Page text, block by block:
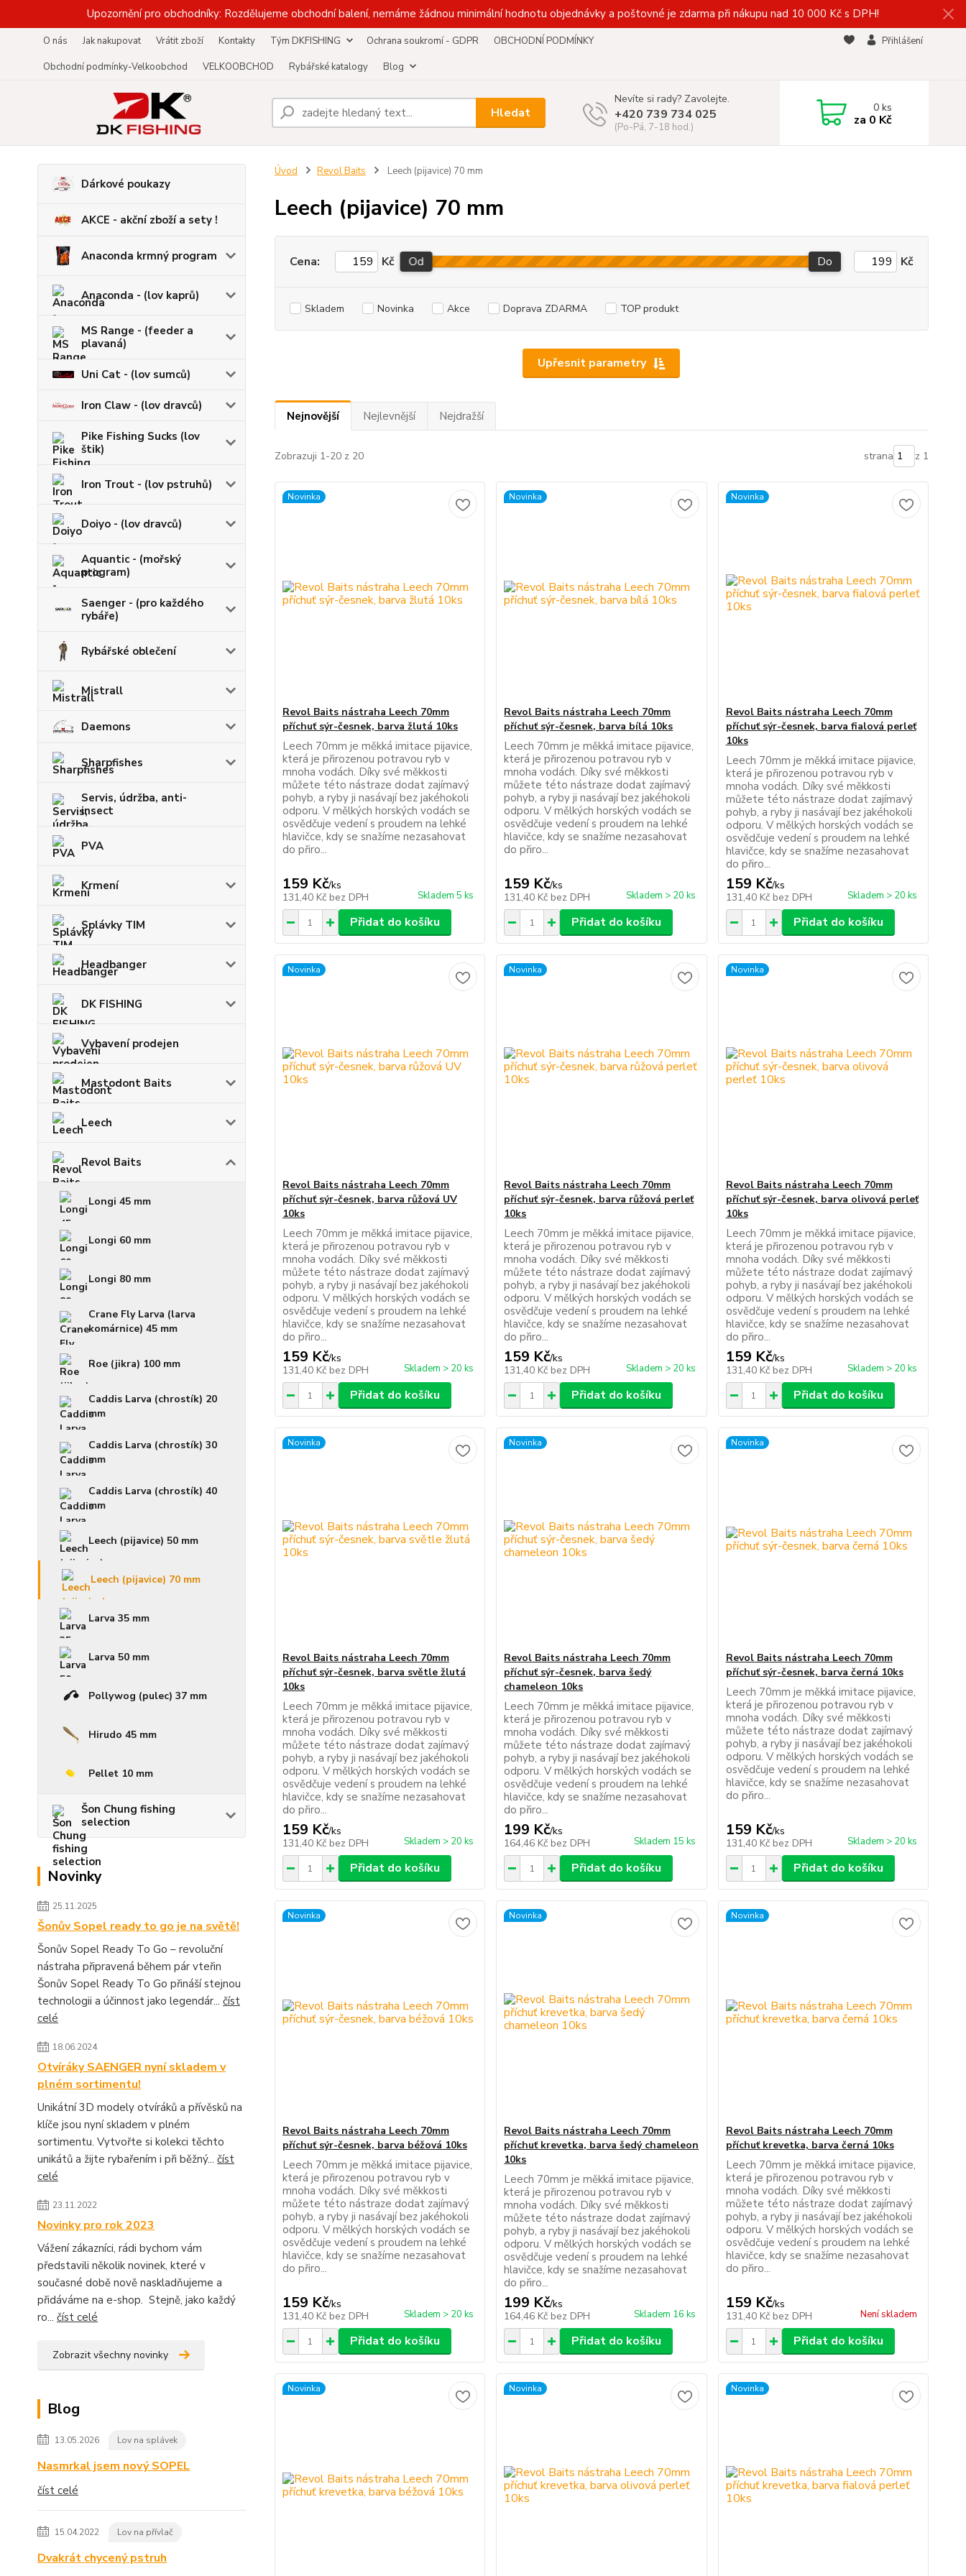
Upozornění pro obchodníky: Rozdělujeme obchodní balení, nemáme žádnou minimální hodnotu objednávky a poštovné je zdarma při nákupu nad 10 000 Kč s DPH!
O nás Jak nakupovat Vrátit zboží Kontakty Tým DKFISHING Ochrana soukromí - GDPR
OBCHODNÍ PODMÍNKY
Obchodní podmínky-Velkoobchod
VELKOOBCHOD Rybářské katalogy Blog
Přihlášení
Hledat
Nevíte si rady? Zavolejte.
+420 739 734 025
(Po-Pá, 7-18 hod.)
0ks
za 0 Kč
Dárkové poukazy
AKCE - akční zboží a sety !
Anaconda krmný program
Anaconda - (lov kaprů)
MS Range - (feeder a
plavaná)
Uni Cat - (lov sumců)
Iron Claw - (lov dravců)
Pike Fishing Sucks (lov
štik)
Iron Trout - (lov pstruhů)
Doiyo - (lov dravců)
Aquantic - (mořský
program)
Saenger - (pro každého
rybáře)
Rybářské oblečení
Mistrall
Daemons
Sharpfishes
Servis, údržba, anti-
insect
PVA
Krmení
Splávky TIM
Headbanger
DK FISHING
Vybavení prodejen
Mastodont Baits
Leech
Revol Baits
Longi 45 mm
Longi 60 mm
Longi 80 mm
Crane Fly Larva (larva
komárnice) 45 mm
Roe (jikra) 100 mm
Caddis Larva (chrostík) 20
mm
Caddis Larva (chrostík) 30
mm
Caddis Larva (chrostík) 40
mm
Leech (pijavice) 50 mm
Leech (pijavice) 70 mm
Larva 35 mm
Larva 50 mm
Pollywog (pulec) 37 mm
Hirudo 45 mm
Pellet 10 mm
Šon Chung fishing
selection
Novinky
25.11.2025
Šonův Sopel ready to go je na světě!
Šonův Sopel Ready To Go – revoluční
nástraha připravená během pár vteřin
Šonův Sopel Ready To Go přináší stejnou
technologii a účinnost jako legendár... číst
celé
18.06.2024
Otvíráky SAENGER nyní skladem v
plném sortimentu!
Unikátní 3D modely otvíráků a přívěsků na
klíče jsou nyní skladem v plném
sortimentu. Vytvořte si kolekci těchto
unikátů a žijte rybařením i při běžný... číst
celé
23.11.2022
Novinky pro rok 2023
Vážení zákazníci, rádi bychom vám
představili několik novinek, které v
současné době nově naskladňujeme a
přidáváme na e-shop. Stejně, jako každý
ro... číst celé
Zobrazit všechny novinky
Blog
13.05.2026 Lov na splávek
Nasmrkal jsem nový SOPEL
číst celé
15.04.2022 Lov na přívlač
Dvakrát chycený pstruh
Úvod Revol Baits Leech (pijavice) 70 mm
Leech (pijavice) 70 mm
Upřesnit parametry
Cena: Kč Od Do Kč
Skladem Novinka Akce Doprava ZDARMA TOP produkt
Nejnovější Nejlevnější Nejdražší
Zobrazuji 1-20 z 20 strana z 1
Novinka
Revol Baits nástraha Leech 70mm
příchuť sýr-česnek, barva žlutá 10ks
Leech 70mm je měkká imitace pijavice,
která je přirozenou potravou ryb v
mnoha vodách. Díky své měkkosti
můžete této nástraze dodat zajímavý
pohyb, a ryby ji nasávají bez jakéhokoli
odporu. V mělkých horských vodách se
osvědčuje vedení s proudem na lehké
hlavičce, kdy se snažíme nezasahovat
do přiro...
159 Kč/ks
131,40 Kč bez DPH Skladem 5 ks
Přidat do košíku
Novinka
Revol Baits nástraha Leech 70mm
příchuť sýr-česnek, barva bílá 10ks
Leech 70mm je měkká imitace pijavice,
která je přirozenou potravou ryb v
mnoha vodách. Díky své měkkosti
můžete této nástraze dodat zajímavý
pohyb, a ryby ji nasávají bez jakéhokoli
odporu. V mělkých horských vodách se
osvědčuje vedení s proudem na lehké
hlavičce, kdy se snažíme nezasahovat
do přiro...
159 Kč/ks
131,40 Kč bez DPH Skladem > 20 ks
Přidat do košíku
Novinka
Revol Baits nástraha Leech 70mm
příchuť sýr-česnek, barva fialová perleť
10ks
Leech 70mm je měkká imitace pijavice,
která je přirozenou potravou ryb v
mnoha vodách. Díky své měkkosti
můžete této nástraze dodat zajímavý
pohyb, a ryby ji nasávají bez jakéhokoli
odporu. V mělkých horských vodách se
osvědčuje vedení s proudem na lehké
hlavičce, kdy se snažíme nezasahovat
do přiro...
159 Kč/ks
131,40 Kč bez DPH Skladem > 20 ks
Přidat do košíku
Novinka
Revol Baits nástraha Leech 70mm
příchuť sýr-česnek, barva růžová UV
10ks
Leech 70mm je měkká imitace pijavice,
která je přirozenou potravou ryb v
mnoha vodách. Díky své měkkosti
můžete této nástraze dodat zajímavý
pohyb, a ryby ji nasávají bez jakéhokoli
odporu. V mělkých horských vodách se
osvědčuje vedení s proudem na lehké
hlavičce, kdy se snažíme nezasahovat
do přiro...
159 Kč/ks
131,40 Kč bez DPH Skladem > 20 ks
Přidat do košíku
Novinka
Revol Baits nástraha Leech 70mm
příchuť sýr-česnek, barva růžová perleť
10ks
Leech 70mm je měkká imitace pijavice,
která je přirozenou potravou ryb v
mnoha vodách. Díky své měkkosti
můžete této nástraze dodat zajímavý
pohyb, a ryby ji nasávají bez jakéhokoli
odporu. V mělkých horských vodách se
osvědčuje vedení s proudem na lehké
hlavičce, kdy se snažíme nezasahovat
do přiro...
159 Kč/ks
131,40 Kč bez DPH Skladem > 20 ks
Přidat do košíku
Novinka
Revol Baits nástraha Leech 70mm
příchuť sýr-česnek, barva olivová perleť
10ks
Leech 70mm je měkká imitace pijavice,
která je přirozenou potravou ryb v
mnoha vodách. Díky své měkkosti
můžete této nástraze dodat zajímavý
pohyb, a ryby ji nasávají bez jakéhokoli
odporu. V mělkých horských vodách se
osvědčuje vedení s proudem na lehké
hlavičce, kdy se snažíme nezasahovat
do přiro...
159 Kč/ks
131,40 Kč bez DPH Skladem > 20 ks
Přidat do košíku
Novinka
Revol Baits nástraha Leech 70mm
příchuť sýr-česnek, barva světle žlutá
10ks
Leech 70mm je měkká imitace pijavice,
která je přirozenou potravou ryb v
mnoha vodách. Díky své měkkosti
můžete této nástraze dodat zajímavý
pohyb, a ryby ji nasávají bez jakéhokoli
odporu. V mělkých horských vodách se
osvědčuje vedení s proudem na lehké
hlavičce, kdy se snažíme nezasahovat
do přiro...
159 Kč/ks
131,40 Kč bez DPH Skladem > 20 ks
Přidat do košíku
Novinka
Revol Baits nástraha Leech 70mm
příchuť sýr-česnek, barva šedý
chameleon 10ks
Leech 70mm je měkká imitace pijavice,
která je přirozenou potravou ryb v
mnoha vodách. Díky své měkkosti
můžete této nástraze dodat zajímavý
pohyb, a ryby ji nasávají bez jakéhokoli
odporu. V mělkých horských vodách se
osvědčuje vedení s proudem na lehké
hlavičce, kdy se snažíme nezasahovat
do přiro...
199 Kč/ks
164,46 Kč bez DPH Skladem 15 ks
Přidat do košíku
Novinka
Revol Baits nástraha Leech 70mm
příchuť sýr-česnek, barva černá 10ks
Leech 70mm je měkká imitace pijavice,
která je přirozenou potravou ryb v
mnoha vodách. Díky své měkkosti
můžete této nástraze dodat zajímavý
pohyb, a ryby ji nasávají bez jakéhokoli
odporu. V mělkých horských vodách se
osvědčuje vedení s proudem na lehké
hlavičce, kdy se snažíme nezasahovat
do přiro...
159 Kč/ks
131,40 Kč bez DPH Skladem > 20 ks
Přidat do košíku
Novinka
Revol Baits nástraha Leech 70mm
příchuť sýr-česnek, barva béžová 10ks
Leech 70mm je měkká imitace pijavice,
která je přirozenou potravou ryb v
mnoha vodách. Díky své měkkosti
můžete této nástraze dodat zajímavý
pohyb, a ryby ji nasávají bez jakéhokoli
odporu. V mělkých horských vodách se
osvědčuje vedení s proudem na lehké
hlavičce, kdy se snažíme nezasahovat
do přiro...
159 Kč/ks
131,40 Kč bez DPH Skladem > 20 ks
Přidat do košíku
Novinka
Revol Baits nástraha Leech 70mm
příchuť krevetka, barva šedý chameleon
10ks
Leech 70mm je měkká imitace pijavice,
která je přirozenou potravou ryb v
mnoha vodách. Díky své měkkosti
můžete této nástraze dodat zajímavý
pohyb, a ryby ji nasávají bez jakéhokoli
odporu. V mělkých horských vodách se
osvědčuje vedení s proudem na lehké
hlavičce, kdy se snažíme nezasahovat
do přiro...
199 Kč/ks
164,46 Kč bez DPH Skladem 16 ks
Přidat do košíku
Novinka
Revol Baits nástraha Leech 70mm
příchuť krevetka, barva černá 10ks
Leech 70mm je měkká imitace pijavice,
která je přirozenou potravou ryb v
mnoha vodách. Díky své měkkosti
můžete této nástraze dodat zajímavý
pohyb, a ryby ji nasávají bez jakéhokoli
odporu. V mělkých horských vodách se
osvědčuje vedení s proudem na lehké
hlavičce, kdy se snažíme nezasahovat
do přiro...
159 Kč/ks
131,40 Kč bez DPH Není skladem
Přidat do košíku
Novinka Novinka Novinka